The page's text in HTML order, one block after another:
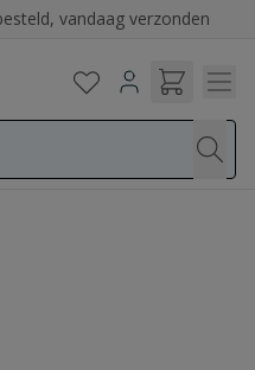
vandaag verzonden